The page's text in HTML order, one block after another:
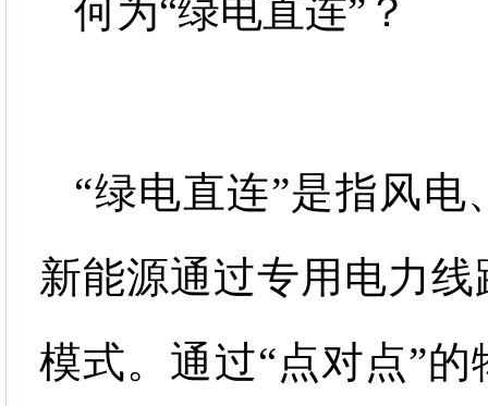
何为“绿电直连” ？
“绿电直连”是指风电
新能源通过专用电力
模式。通过“点对点”的